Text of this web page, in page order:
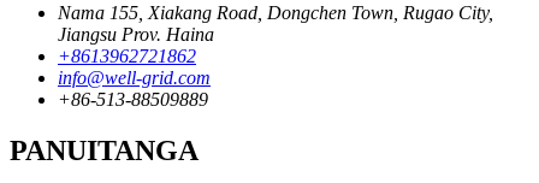
Nama 155, Xiakang Road, Dongchen Town, Rugao City,
Jiangsu Prov. Haina
+8613962721862
info@well-grid.com
+86-513-88509889
PANUITANGA